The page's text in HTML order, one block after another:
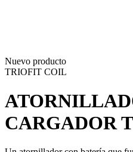
Nuevo producto
TRIOFIT COIL
CARGADOR